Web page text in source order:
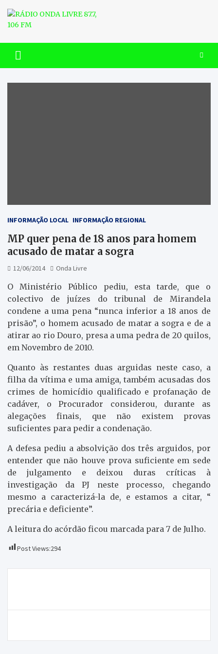
content
RÁDIO ONDA LIVRE 87.7, 106
FM
INFORMAÇÃO LOCAL INFORMAÇÃO REGIONAL
MP quer pena de 18 anos para homem
acusado de matar a sogra
12/06/2014 Onda Livre
O Ministério Público pediu, esta tarde, que o
colectivo de juízes do tribunal de Mirandela
condene a uma pena “nunca inferior a 18 anos de
prisão”, o homem acusado de matar a sogra e de a
atirar ao rio Douro, presa a uma pedra de 20 quilos,
em Novembro de 2010.
Quanto às restantes duas arguidas neste caso, a
filha da vítima e uma amiga, também acusadas dos
crimes de homicídio qualificado e profanação de
cadáver, o Procurador considerou, durante as
alegações finais, que não existem provas
suficientes para pedir a condenação.
A defesa pediu a absolvição dos três arguidos, por
entender que não houve prova suficiente em sede
de julgamento e deixou duras críticas à
investigação da PJ neste processo, chegando
mesmo a caracterizá-la de, e estamos a citar, “
precária e deficiente”.
A leitura do acórdão ficou marcada para 7 de Julho.
Post Views:294
artigos